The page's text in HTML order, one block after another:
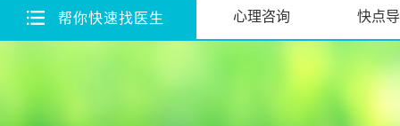
帮你快速找医生 心理咨询 快点